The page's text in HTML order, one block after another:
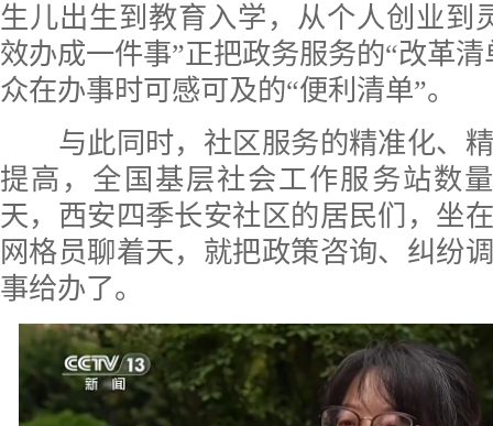
生儿出生到教育入学，从个人创业到
效办成一件事”正把政务服务的“改革
众在办事时可感可及的“便利清单”。
与此同时，社区服务的精准化、精
提高，全国基层社会工作服务站数
天，西安四季长安社区的居民们，坐
网格员聊着天，就把政策咨询、纠纷
事给办了。